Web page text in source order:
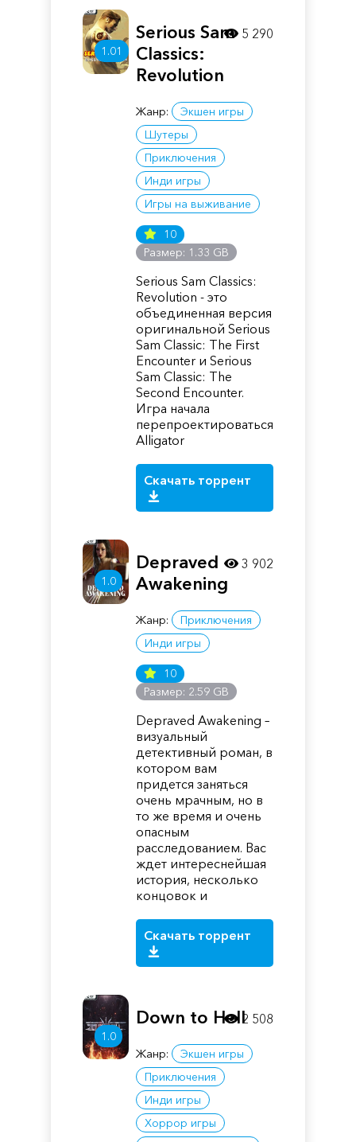
1.01
Serious Sam
Classics:
Revolution
Жанр:
Экшен игры
Шутеры
Приключения
Инди игры
Игры на выживание
10
Размер: 1.33 GB
Serious Sam Classics:
Revolution - это
объединенная версия
оригинальной Serious
Sam Classic: The First
Encounter и Serious
Sam Classic: The
Second Encounter.
Игра начала
перепроектироваться
Alligator
Скачать торрент
5 290
1.0
Depraved
Awakening
Жанр:
Приключения
Инди игры
10
Размер: 2.59 GB
Depraved Awakening –
визуальный
детективный роман, в
котором вам
придется заняться
очень мрачным, но в
то же время и очень
опасным
расследованием. Вас
ждет интереснейшая
история, несколько
концовок и
Скачать торрент
3 902
1.0
Down to Hell
Жанр:
Экшен игры
Приключения
Инди игры
Хоррор игры
2 508